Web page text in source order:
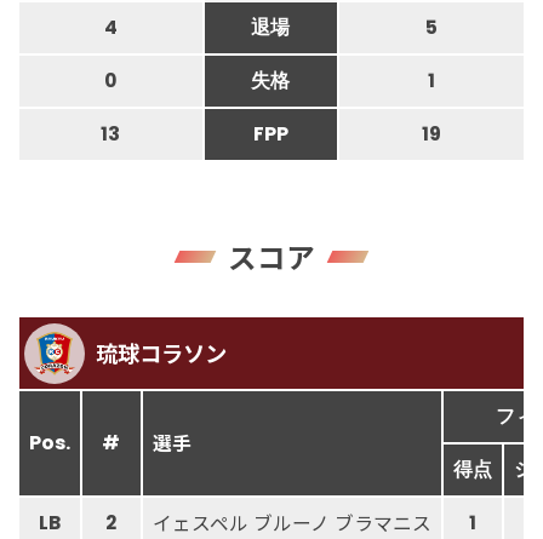
4 退場 5
0 失格 1
13 FPP 19
スコア
琉球コラソン
Pos. # 選手
フィ
得点 シ
LB 2 イェスペル ブルーノ ブラマニス 1